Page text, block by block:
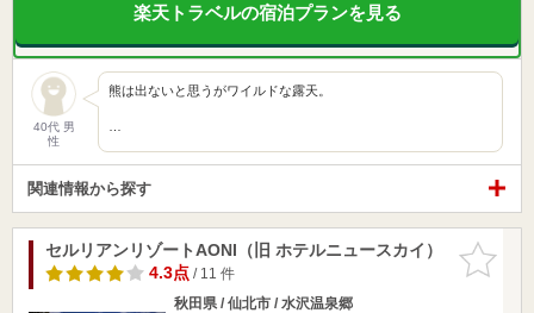
楽天トラベルの宿泊プランを見る
40代 男
性
熊は出ないと思うがワイルドな露天。
関連情報から探す
お気に入
りに追加
セルリアンリゾートAONI（旧 ホテルニュースカイ）
4.3点/ 11 件
秋田県 / 仙北市 / 水沢温泉郷